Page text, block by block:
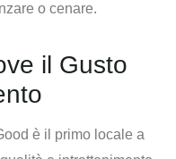
o cenare.
il Gusto
è il primo locale a